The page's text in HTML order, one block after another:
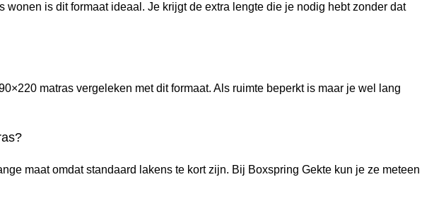
is dit formaat ideaal. Je krijgt de extra lengte die je nodig hebt zonder dat
matras vergeleken met dit formaat. Als ruimte beperkt is maar je wel lang
maat omdat standaard lakens te kort zijn. Bij Boxspring Gekte kun je ze meteen